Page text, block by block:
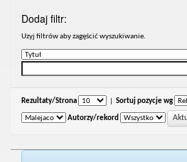
Dodaj filtr:
Uzyj filtrów aby zagęścić wyszukiwanie.
Rezultaty/Strona Sortuj pozycje wg
Autorzy/rekord